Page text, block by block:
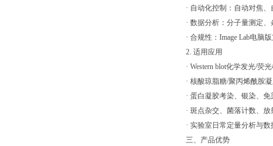
· 自动化控制：自动对焦
· 数据分析：分子量测定
· 合规性：Image Lab电脑
2. 适用应用
· Western blot化学发光/荧
· 核酸琼脂糖/聚丙烯酰胺
· 蛋白凝胶考染、银染、免
· 斑点杂交、菌落计数、放
· 实验室日常定量分析与数
三、产品优势